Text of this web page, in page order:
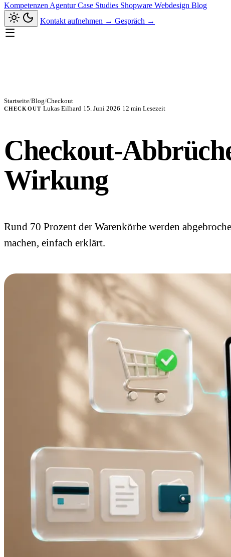
Kompetenzen AgenturCase Studies Shopware Webdesign Blog
Kontakt aufnehmen → Gespräch →
Startseite/Blog/Checkout
CHECKOUT Lukas Eilhard 15. Juni 2026 12 min Lesezeit
Checkout-
Wirkung
Rund 70 Prozent der Warenkörbe werden
machen, einfach erklärt.